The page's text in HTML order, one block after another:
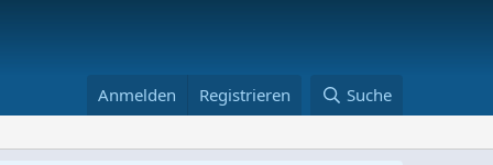
Anmelden Registrieren Suche